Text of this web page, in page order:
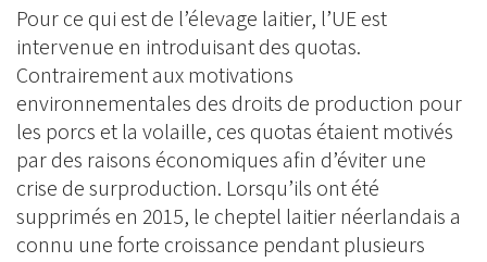
Pour ce qui est de l’élevage laitier, l’UE est
intervenue en introduisant des quotas.
Contrairement aux motivations
environnementales des droits de production pour
les porcs et la volaille, ces quotas étaient motivés
par des raisons économiques afin d’éviter une
crise de surproduction. Lorsqu’ils ont été
supprimés en 2015, le cheptel laitier néerlandais a
connu une forte croissance pendant plusieurs